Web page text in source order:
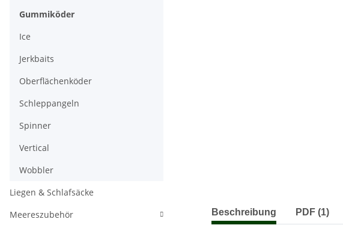
weitere Registerkarten anzeigen
Beschreibung PDF (1)
Gummiköder
Ice
Jerkbaits
Oberflächenköder
Schleppangeln
Spinner
Vertical
Wobbler
Liegen & Schlafsäcke
Meereszubehör